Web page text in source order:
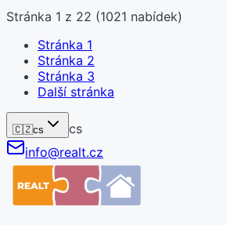
Stránka 1 z 22 (1021 nabídek)
Stránka 1
Stránka 2
Stránka 3
Další stránka
🇨🇿cs
cs
info@realt.cz